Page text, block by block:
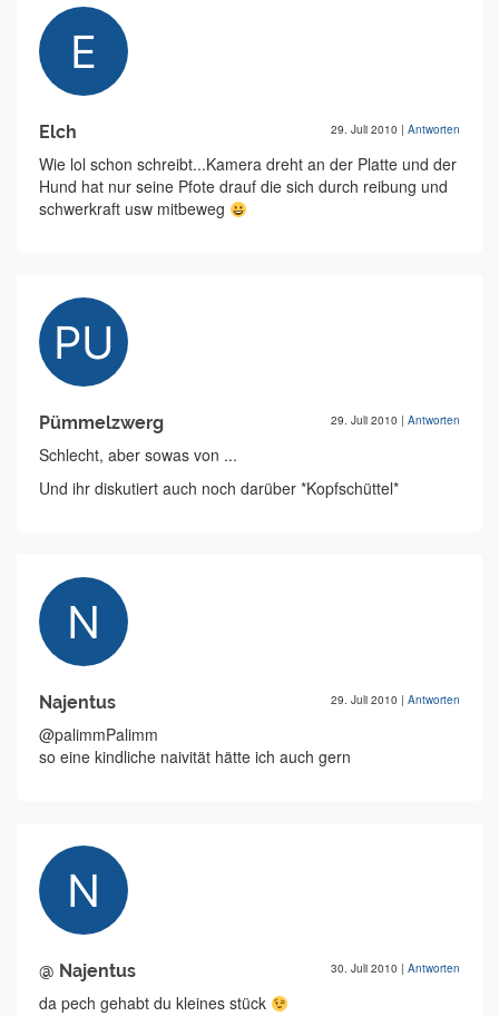
Elch 29. Juli 2010 | Antworten
Wie lol schon schreibt...Kamera dreht an der Platte und der
Hund hat nur seine Pfote drauf die sich durch reibung und
schwerkraft usw mitbeweg
Pümmelzwerg 29. Juli 2010 | Antworten
Schlecht, aber sowas von ...
Und ihr diskutiert auch noch darüber *Kopfschüttel*
Najentus 29. Juli 2010 | Antworten
@palimmPalimm
so eine kindliche naivität hätte ich auch gern
@ Najentus 30. Juli 2010 | Antworten
da pech gehabt du kleines stück